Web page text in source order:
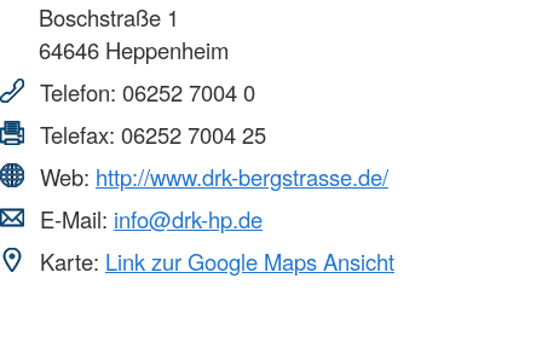
Boschstraße 1
64646 Heppenheim
Telefon: 06252 7004 0
Telefax: 06252 7004 25
Web: http://www.drk-bergstrasse.de/
E-Mail: info@drk-hp.de
Karte: Link zur Google Maps Ansicht